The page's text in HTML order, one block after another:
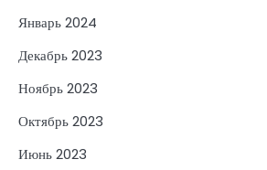
Январь 2024
Декабрь 2023
Ноябрь 2023
Октябрь 2023
Июнь 2023